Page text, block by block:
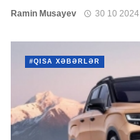
Ramin Musayev 30 10 2024
#QISA XƏBƏRLƏR